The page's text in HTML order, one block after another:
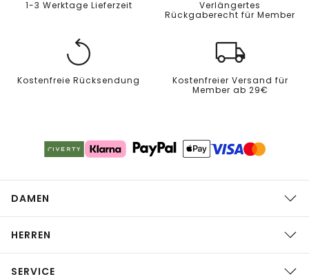
1-3 Werktage Lieferzeit
Verlängertes
Rückgaberecht für Member
Kostenfreie Rücksendung
Kostenfreier Versand für
Member ab 29€
DAMEN
HERREN
SERVICE